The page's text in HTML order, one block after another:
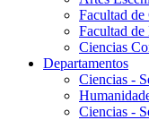
Facultad
Facultad
Ciencias
Departamentos
Ciencias -
Ciencias -